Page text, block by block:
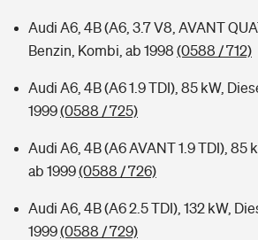
Audi A6, 4B (A6, 3.7 V8, AVANT
Benzin, Kombi, ab 1998 (0588 / 712)
Audi A6, 4B (A6 1.9 TDI), 85 kW,
1999(0588 / 725)
Audi A6, 4B (A6 AVANT 1.9 TDI), 85
ab 1999(0588 / 726)
Audi A6, 4B (A6 2.5 TDI), 132 kW,
1999(0588 / 729)